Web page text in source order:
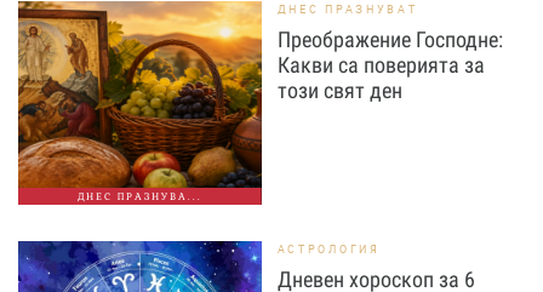
ДНЕС ПРАЗНУВА...
ДНЕС ПРАЗНУВАТ
Преображение Господне:
Какви са поверията за
този свят ден
АСТРОЛОГИЯ
Дневен хороскоп за 6